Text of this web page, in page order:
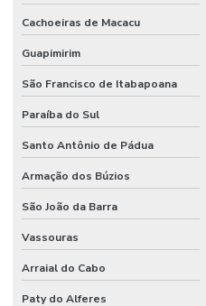
Cachoeiras de Macacu
Guapimirim
São Francisco de Itabapoana
Paraíba do Sul
Santo Antônio de Pádua
Armação dos Búzios
São João da Barra
Vassouras
Arraial do Cabo
Paty do Alferes